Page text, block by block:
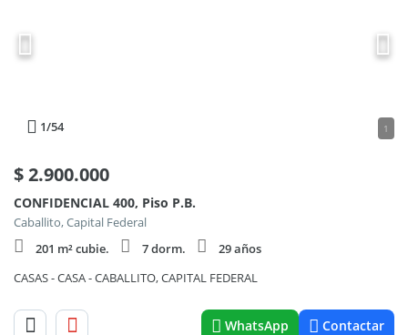
1/54 1
$2.900.000
CONFIDENCIAL 400, Piso P.B.
Caballito, Capital Federal
201 m² cubie.
7 dorm.
29 años
CASAS - CASA - CABALLITO, CAPITAL FEDERAL
WhatsApp Contactar